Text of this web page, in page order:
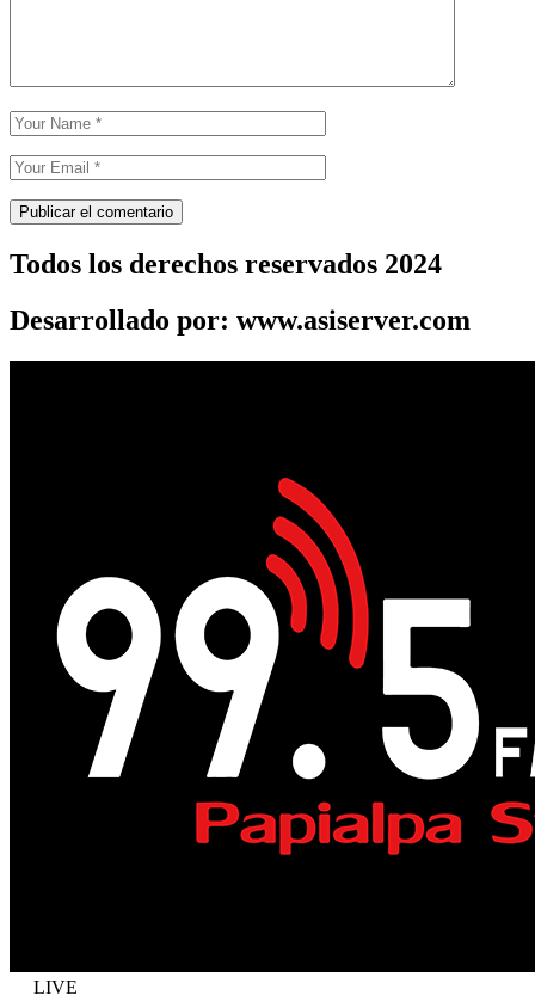
Todos los derechos reservados 2024
Desarrollado por: www.asiserver.com
LIVE